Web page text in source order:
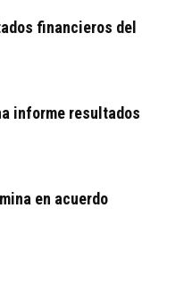
financieros del
informe resultados
en acuerdo